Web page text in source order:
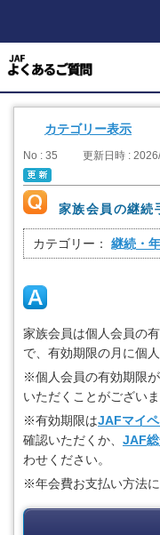
カテゴリー表示
No : 35 更新日時 :
家族会員の継続
カテゴリー： 継続・
家族会員は個人会員の
で、 有効期限の月に個
※個人会員の有効期限
いただくことがございま
※有効期限はJAFマイ
確認いただくか、 JAF
わせください。
※年会費お支払い方法